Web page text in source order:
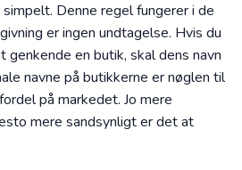
Denne regel fungerer i de
er ingen undtagelse. Hvis du
genkende en butik, skal dens navn
navne på butikkerne er nøglen til
på markedet. Jo mere
mere sandsynligt er det at